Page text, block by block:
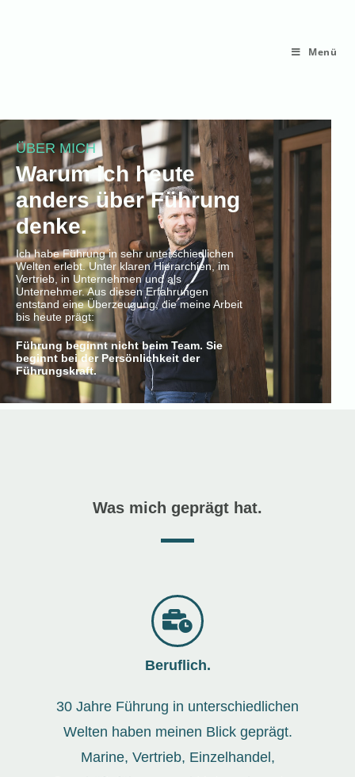
Menü
ÜBER MICH
Warum ich heute
anders über Führung
denke.
Ich habe Führung in sehr unterschiedlichen
Welten erlebt. Unter klaren Hierarchien, im
Vertrieb, in Unternehmen und als
Unternehmer. Aus diesen Erfahrungen
entstand eine Überzeugung, die meine Arbeit
bis heute prägt:
Führung beginnt nicht beim Team. Sie
beginnt bei der Persönlichkeit der
Führungskraft.
Was mich geprägt hat.
Beruflich.
30 Jahre Führung in unterschiedlichen
Welten haben meinen Blick geprägt.
Marine, Vertrieb, Einzelhandel,